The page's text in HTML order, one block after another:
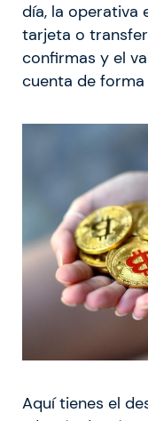
día, la operativa
tarjeta o
confirmas y el
cuenta de
Aquí tienes el